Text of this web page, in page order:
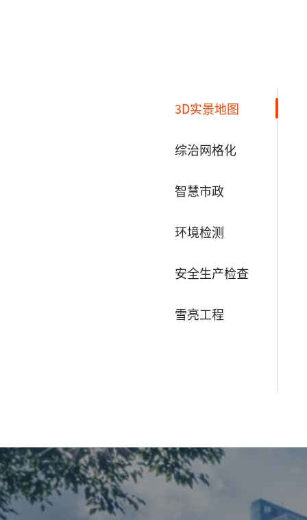
3D实景地图
综治网格化
智慧市政
环境检测
安全生产检查
雪亮工程